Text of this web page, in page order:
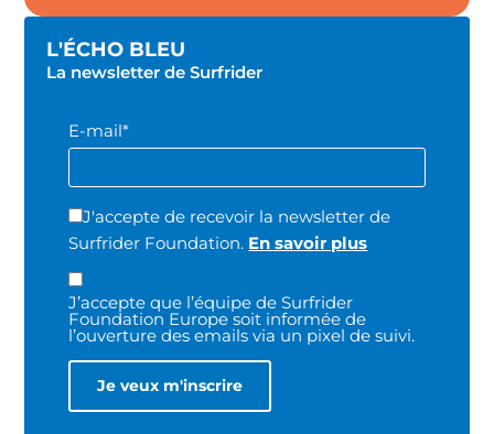
L'ÉCHO BLEU
La newsletter de Surfrider
E-mail*
J'accepte de recevoir la newsletter de
Surfrider Foundation. En savoir plus
J’accepte que l’équipe de Surfrider
Foundation Europe soit informée de
l’ouverture des emails via un pixel de suivi.